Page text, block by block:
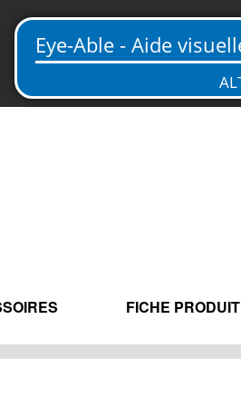
FR
FICHE PRODUIT